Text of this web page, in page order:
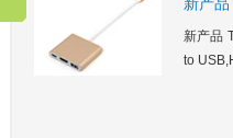
联
新产品
to